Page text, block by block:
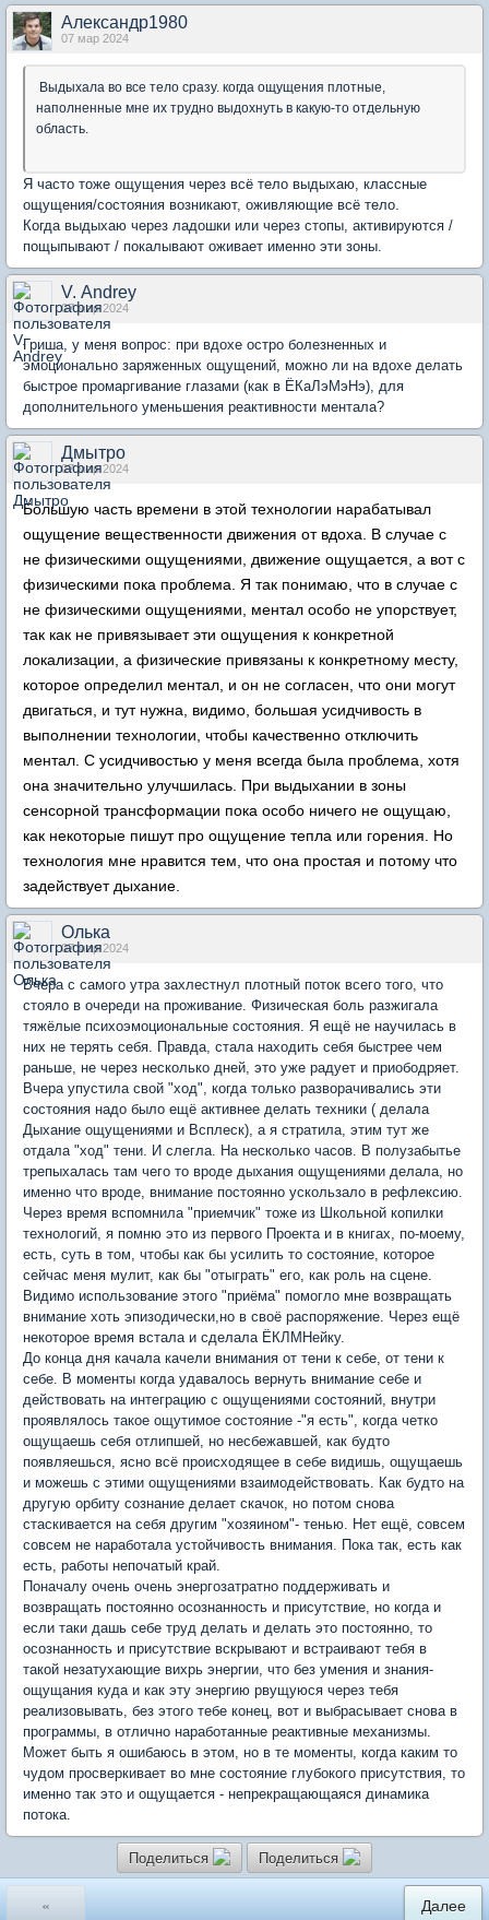
Александр1980
07 мар 2024
Выдыхала во все тело сразу. когда ощущения плотные,
наполненные мне их трудно выдохнуть в какую-то отдельную
область.
Я часто тоже ощущения через всё тело выдыхаю, классные
ощущения/состояния возникают, оживляющие всё тело.
Когда выдыхаю через ладошки или через стопы, активируются /
пощыпывают / покалывают оживает именно эти зоны.
V. Аndrey
07 мар 2024
Гриша, у меня вопрос: при вдохе остро болезненных и
эмоционально заряженных ощущений, можно ли на вдохе делать
быстрое промаргивание глазами (как в ЁКаЛэМэНэ), для
дополнительного уменьшения реактивности ментала?
Дмытро
07 мар 2024
Большую часть времени в этой технологии нарабатывал
ощущение вещественности движения от вдоха. В случае с
не физическими ощущениями, движение ощущается, а вот с
физическими пока проблема. Я так понимаю, что в случае с
не физическими ощущениями, ментал особо не упорствует,
так как не привязывает эти ощущения к конкретной
локализации, а физические привязаны к конкретному месту,
которое определил ментал, и он не согласен, что они могут
двигаться, и тут нужна, видимо, большая усидчивость в
выполнении технологии, чтобы качественно отключить
ментал. С усидчивостью у меня всегда была проблема, хотя
она значительно улучшилась. При выдыхании в зоны
сенсорной трансформации пока особо ничего не ощущаю,
как некоторые пишут про ощущение тепла или горения. Но
технология мне нравится тем, что она простая и потому что
задействует дыхание.
Олька
07 мар 2024
Вчера с самого утра захлестнул плотный поток всего того, что
стояло в очереди на проживание. Физическая боль разжигала
тяжёлые психоэмоциональные состояния. Я ещё не научилась в
них не терять себя. Правда, стала находить себя быстрее чем
раньше, не через несколько дней, это уже радует и приободряет.
Вчера упустила свой "ход", когда только разворачивались эти
состояния надо было ещё активнее делать техники ( делала
Дыхание ощущениями и Всплеск), а я стратила, этим тут же
отдала "ход" тени. И слегла. На несколько часов. В полузабытье
трепыхалась там чего то вроде дыхания ощущениями делала, но
именно что вроде, внимание постоянно ускользало в рефлексию.
Через время вспомнила "приемчик" тоже из Школьной копилки
технологий, я помню это из первого Проекта и в книгах, по-моему,
есть, суть в том, чтобы как бы усилить то состояние, которое
сейчас меня мулит, как бы "отыграть" его, как роль на сцене.
Видимо использование этого "приёма" помогло мне возвращать
внимание хоть эпизодически,но в своё распоряжение. Через ещё
некоторое время встала и сделала ЁКЛМНейку.
До конца дня качала качели внимания от тени к себе, от тени к
себе. В моменты когда удавалось вернуть внимание себе и
действовать на интеграцию с ощущениями состояний, внутри
проявлялось такое ощутимое состояние -"я есть", когда четко
ощущаешь себя отлипшей, но несбежавшей, как будто
появляешься, ясно всё происходящее в себе видишь, ощущаешь
и можешь с этими ощущениями взаимодействовать. Как будто на
другую орбиту сознание делает скачок, но потом снова
стаскивается на себя другим "хозяином"- тенью. Нет ещё, совсем
совсем не наработала устойчивость внимания. Пока так, есть как
есть, работы непочатый край.
Поначалу очень очень энергозатратно поддерживать и
возвращать постоянно осознанность и присутствие, но когда и
если таки дашь себе труд делать и делать это постоянно, то
осознанность и присутствие вскрывают и встраивают тебя в
такой незатухающие вихрь энергии, что без умения и знания-
ощущания куда и как эту энергию рвущуюся через тебя
реализовывать, без этого тебе конец, вот и выбрасывает снова в
программы, в отлично наработанные реактивные механизмы.
Может быть я ошибаюсь в этом, но в те моменты, когда каким то
чудом просверкивает во мне состояние глубокого присутствия, то
именно так это и ощущается - непрекращающаяся динамика
потока.
Поделиться Поделиться
«
Далее